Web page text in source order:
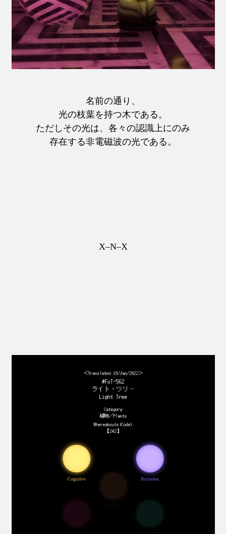
名前の通り、
光の枝葉を持つ木である。
ただしその光は、各々の認識上にのみ
存在する非電磁波の光である。
X–N–X